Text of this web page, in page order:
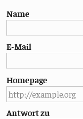
Name
E-Mail
Homepage
Antwort zu